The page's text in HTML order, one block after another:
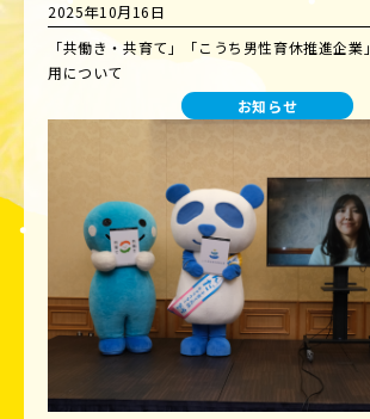
2025年10月16日
「共働き・共育て」「こうち男性育休推進企
用について
お知らせ